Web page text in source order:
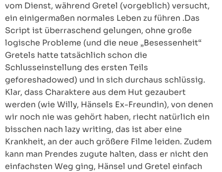
vom Dienst, während Gretel (vorgeblich) versucht,
ein einigermaßen normales Leben zu führen .Das
Script ist überraschend gelungen, ohne große
logische Probleme (und die neue „Besessenheit“
Gretels hatte tatsächlich schon die
Schlusseinstellung des ersten Teils
geforeshadowed) und in sich durchaus schlüssig.
Klar, dass Charaktere aus dem Hut gezaubert
werden (wie Willy, Hänsels Ex-Freundin), von denen
wir noch nie was gehört haben, riecht natürlich ein
bisschen nach lazy writing, das ist aber eine
Krankheit, an der auch größere Filme leiden. Zudem
kann man Prendes zugute halten, dass er nicht den
einfachsten Weg ging, Hänsel und Gretel einfach